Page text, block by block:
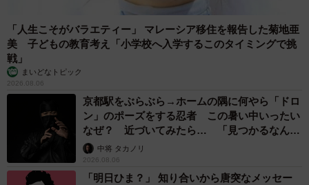
5/6
「梅・炒り卵・塩もみキュウリ・ごま・酢めし」（masaさん＠
masa3192173提供）
「なるとオムライス」の作り方
ずらりと並ぶおにぎりの中でも、ひときわ目立つ「なる
とオムライス」の作り方を教えてもらいました。
「人生こそがバラエティー」 マレーシア移住を報告した菊地亜
美 子どもの教育考え「小学校へ入学するこのタイミングで挑
戦」
まいどなトピック
2026.08.06
京都駅をぶらぶら→ホームの隅に何やら「ドロ
ン」のポーズをする忍者 この暑い中いったい
なぜ？ 近づいてみたら… 「見つかるなんて
未熟」中将 タカノリ
2026.08.06
「明日ひま？」 知り合いから唐突なメッセー